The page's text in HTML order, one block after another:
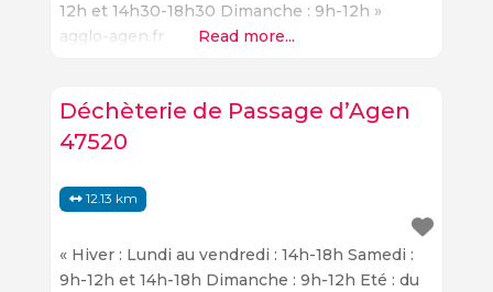
12h et 14h30-18h30 Dimanche : 9h-12h »
agglo-agen.fr
Read more...
Déchèterie de Passage d’Agen
47520
12.13 km
« Hiver : Lundi au vendredi : 14h-18h Samedi :
9h-12h et 14h-18h Dimanche : 9h-12h Eté : du